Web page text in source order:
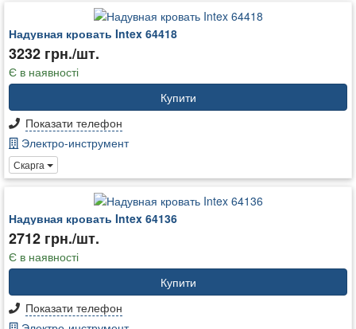
Надувная кровать Intex 64418
3232 грн./шт.
Є в наявності
Купити
Показати телефон
Электро-инструмент
Скарга
Надувная кровать Intex 64136
2712 грн./шт.
Є в наявності
Купити
Показати телефон